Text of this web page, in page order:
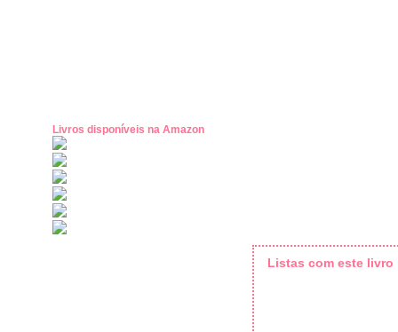
Livros disponíveis na Amazon
Listas com este livro